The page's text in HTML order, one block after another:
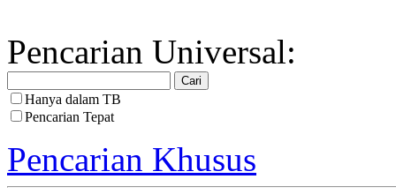
Pencarian Universal:
Hanya dalam TB
Pencarian Tepat
Pencarian Khusus